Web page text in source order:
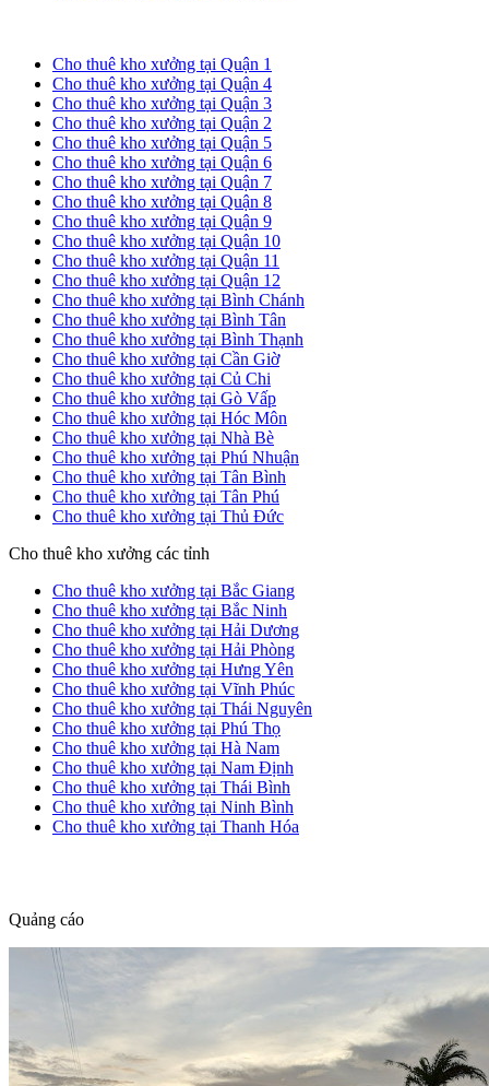
Cho thuê kho xưởng tại Quận 1
Cho thuê kho xưởng tại Quận 4
Cho thuê kho xưởng tại Quận 3
Cho thuê kho xưởng tại Quận 2
Cho thuê kho xưởng tại Quận 5
Cho thuê kho xưởng tại Quận 6
Cho thuê kho xưởng tại Quận 7
Cho thuê kho xưởng tại Quận 8
Cho thuê kho xưởng tại Quận 9
Cho thuê kho xưởng tại Quận 10
Cho thuê kho xưởng tại Quận 11
Cho thuê kho xưởng tại Quận 12
Cho thuê kho xưởng tại Bình Chánh
Cho thuê kho xưởng tại Bình Tân
Cho thuê kho xưởng tại Bình Thạnh
Cho thuê kho xưởng tại Cần Giờ
Cho thuê kho xưởng tại Củ Chi
Cho thuê kho xưởng tại Gò Vấp
Cho thuê kho xưởng tại Hóc Môn
Cho thuê kho xưởng tại Nhà Bè
Cho thuê kho xưởng tại Phú Nhuận
Cho thuê kho xưởng tại Tân Bình
Cho thuê kho xưởng tại Tân Phú
Cho thuê kho xưởng tại Thủ Đức
Cho thuê kho xưởng các tỉnh
Cho thuê kho xưởng tại Bắc Giang
Cho thuê kho xưởng tại Bắc Ninh
Cho thuê kho xưởng tại Hải Dương
Cho thuê kho xưởng tại Hải Phòng
Cho thuê kho xưởng tại Hưng Yên
Cho thuê kho xưởng tại Vĩnh Phúc
Cho thuê kho xưởng tại Thái Nguyên
Cho thuê kho xưởng tại Phú Thọ
Cho thuê kho xưởng tại Hà Nam
Cho thuê kho xưởng tại Nam Định
Cho thuê kho xưởng tại Thái Bình
Cho thuê kho xưởng tại Ninh Bình
Cho thuê kho xưởng tại Thanh Hóa
Quảng cáo